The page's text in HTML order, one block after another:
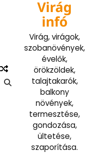
Virág
infó
Virág, virágok,
szobanövények,
évelők,
örökzöldek,
talajtakarók,
balkony
növények,
termesztése,
gondozása,
ültetése,
szaporítása.